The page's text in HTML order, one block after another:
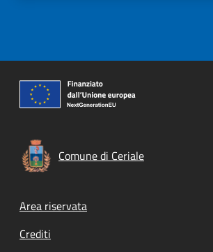
Comune di Ceriale
Footer menu
Area riservata
Crediti